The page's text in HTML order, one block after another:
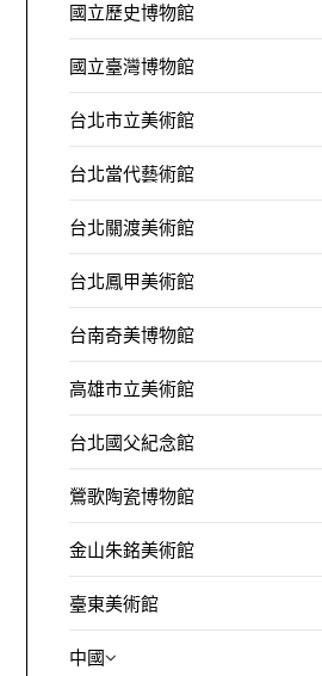
國立歷史博物館
國立臺灣博物館
台北市立美術館
台北當代藝術館
台北關渡美術館
台北鳳甲美術館
台南奇美博物館
高雄市立美術館
台北國父紀念館
鶯歌陶瓷博物館
金山朱銘美術館
臺東美術館
中國